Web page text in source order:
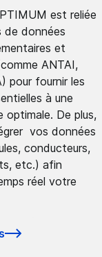
est reliée
de données
et
ANTAI,
pour fournir les
à une
De plus,
vos données
conducteurs,
etc.) afin
réel votre